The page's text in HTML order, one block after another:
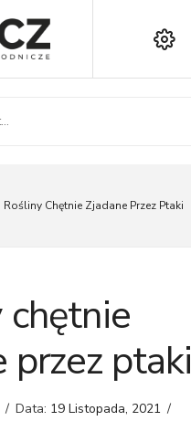
Kontakt
produktów w koszyku.
Rośliny Chętnie Zjadane Przez Ptaki
chętnie
przez ptaki
/ Data: 19 Listopada, 2021 /